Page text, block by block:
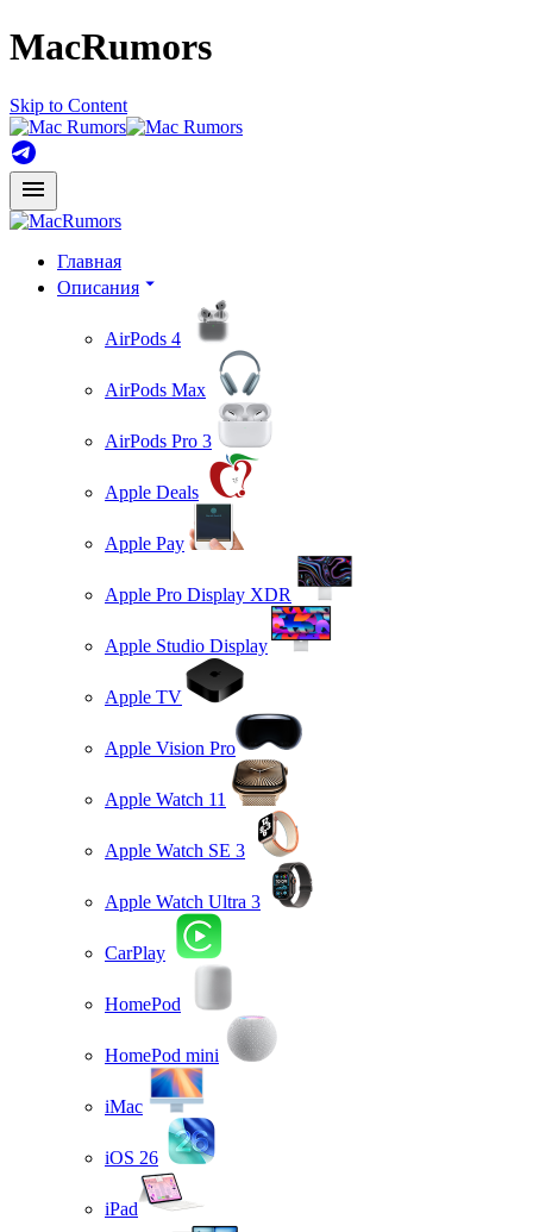
MacRumors
Skip to Content
Главная
Описания
AirPods 4
AirPods Max
AirPods Pro 3
Apple Deals
Apple Pay
Apple Pro Display XDR
Apple Studio Display
Apple TV
Apple Vision Pro
Apple Watch 11
Apple Watch SE 3
Apple Watch Ultra 3
CarPlay
HomePod
HomePod mini
iMac
iOS 26
iPad